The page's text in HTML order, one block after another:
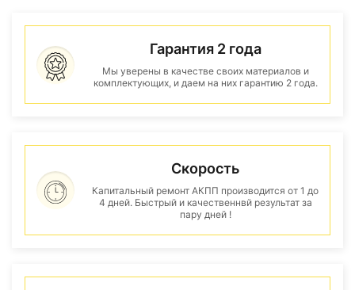
Гарантия 2 года
Мы уверены в качестве своих материалов и
комплектующих, и даем на них гарантию 2 года.
Скорость
Капитальный ремонт АКПП производится от 1 до
4 дней. Быстрый и качественнвй результат за
пару дней !